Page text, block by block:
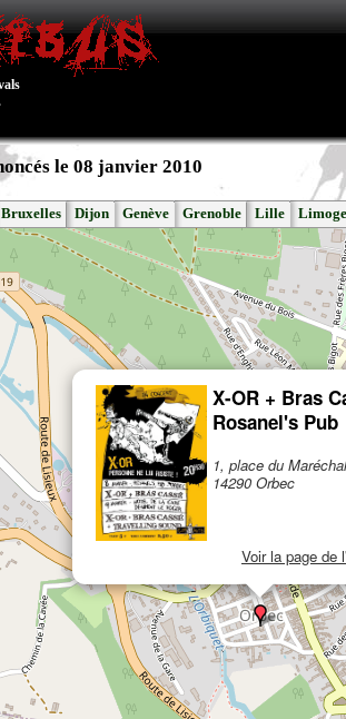
le 08 janvier 2010
Bruxelles Dijon Genève Grenoble Lille
X-OR + Bras
Rosanel's Pub
1, place du
14290 Orbec
Voir la page de